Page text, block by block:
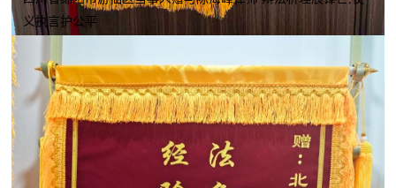
义执言护公平